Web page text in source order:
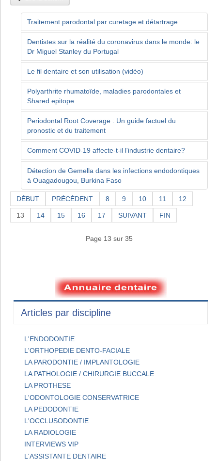
Traitement parodontal par curetage et détartrage
Dentistes sur la réalité du coronavirus dans le monde: le
Dr Miguel Stanley du Portugal
Le fil dentaire et son utilisation (vidéo)
Polyarthrite rhumatoïde, maladies parodontales et
Shared epitope
Periodontal Root Coverage : Un guide factuel du
pronostic et du traitement
Comment COVID-19 affecte-t-il l'industrie dentaire?
Détection de Gemella dans les infections endodontiques
à Ouagadougou, Burkina Faso
DÉBUT PRÉCÉDENT 8 9 10 11 12
13 14 15 16 17 SUIVANT FIN
Page 13 sur 35
Articles par discipline
L'ENDODONTIE
L'ORTHOPEDIE DENTO-FACIALE
LA PARODONTIE / IMPLANTOLOGIE
LA PATHOLOGIE / CHIRURGIE BUCCALE
LA PROTHESE
L'ODONTOLOGIE CONSERVATRICE
LA PEDODONTIE
L'OCCLUSODONTIE
LA RADIOLOGIE
INTERVIEWS VIP
L'ASSISTANTE DENTAIRE